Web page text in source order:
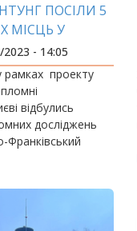
ПОСІЛИ 5
МІСЦЬ У
ПРОЕКТІ
- 14:05
рамках проекту
відбулись
досліджень
Франківський
університет